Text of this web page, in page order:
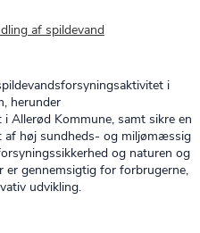
af spildevand
i
herunder
Allerød Kommune, samt sikre en
af høj sundheds- og miljømæssig
og naturen og
er gennemsigtig for forbrugerne,
udvikling.